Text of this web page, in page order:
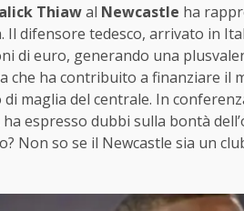
Thiawal Newcastle ha
Il difensore tedesco, arrivato in
di euro, generando una
che ha contribuito a finanziare il
maglia del centrale. In
ha espresso dubbi sulla bontà
Non so se il Newcastle sia un